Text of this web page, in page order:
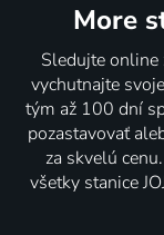
Woman
62%
The
Hoodlum
1951 | USA | Dráma, Film noir, Krimi, Mysteriózny, Thriller
More
Sledujte
vychutnajte
tým až 100 dní
pozastavovať
za skvelú
všetky stanice